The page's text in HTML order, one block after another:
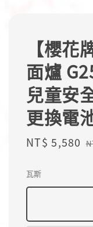
【櫻
面爐
兒童安
更換電
Sale
NT$ 5,580
瓦斯